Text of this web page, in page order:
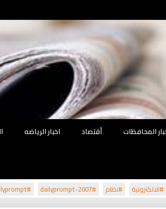
الواقع
المحافظات أقتصاد اخبار الرياضه
#الالكترونية #نظام #dailyprompt-2007
#dailyprompt